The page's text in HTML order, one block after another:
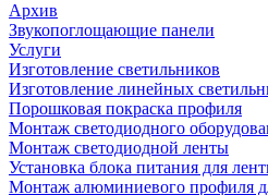
Архив
Звукопоглощающие панели
Услуги
Изготовление светильников
Изготовление линейных
Порошковая покраска профиля
Монтаж светодиодного
Монтаж светодиодной ленты
Установка блока питания для
Монтаж алюминиевого профиля